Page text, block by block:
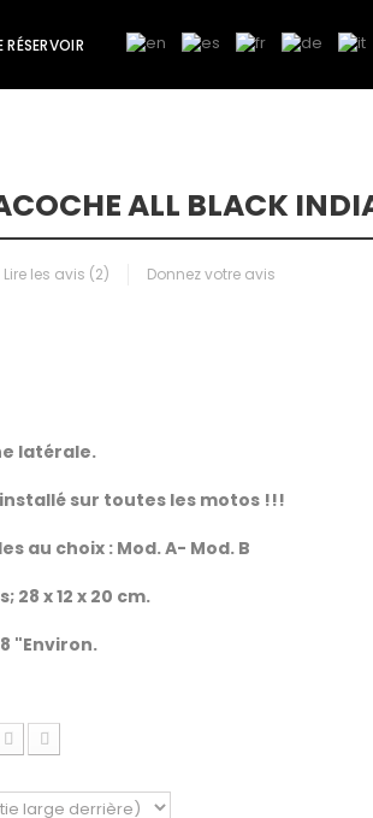
RÉSERVOIR
ALL BLACK
Lire les avis (2) Donnez votre avis
latérale.
sur toutes les motos !!!
au choix : Mod. A- Mod. B
28 x 12 x 20 cm.
"Environ.